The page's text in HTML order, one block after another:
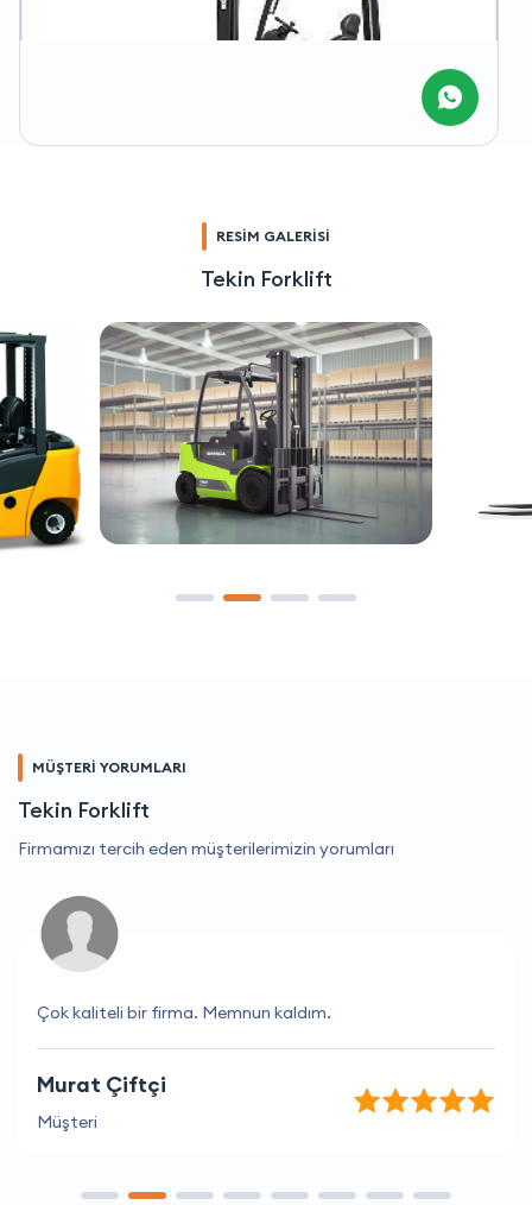
RESİM GALERİSİ
Tekin Forklift
MÜŞTERİ YORUMLARI
Tekin Forklift
Firmamızı tercih eden müşterilerimizin yorumları
Çok kaliteli bir firma. Memnun kaldım.
Murat Çiftçi
Müşteri